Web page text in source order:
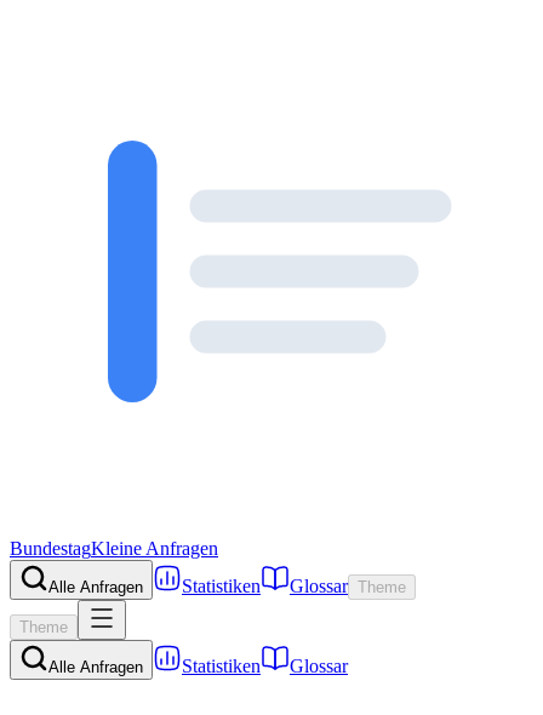
BundestagKleine Anfragen
Alle Anfragen Statistiken Glossar Theme
Theme
Alle Anfragen Statistiken Glossar